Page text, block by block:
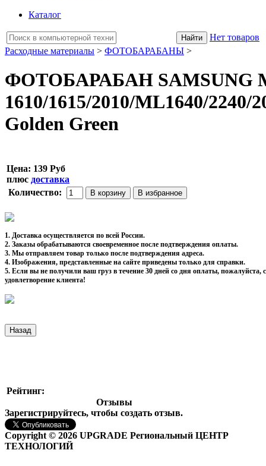
Каталог
Нет товаров
Расходные материалы > ФОТОБАРАБАНЫ >
ФОТОБАРАБАН SAMSUNG
1610/1615/2010/ML1640/2240/
Golden Green
Цена: 139 Руб
плюс доставка
Количество:
1. Доставка осуществляется по всей России.
2. Заказы обрабатываются своевременное после подтверждения оплаты.
3. Мы отправляем товар только после подтверждения адреса.
4. Изображения, представленные на сайте приведены только для справки.
5. Если вы не получили ваш груз в течение 30 дней со дня оплаты,
удовлетворение клиента!
Рейтинг:
Отзывы
Зарегистрируйтесь, чтобы создать отзыв.
Copyright © 2026 UPGRADE Региональный ЦЕНТР
ТЕХНОЛОГИЙ